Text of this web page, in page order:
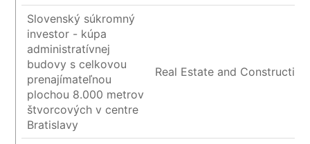
Slovenský súkromný
investor - kúpa
administratívnej
budovy s celkovou
prenajímateľnou
plochou 8.000 metrov
štvorcových v centre
Bratislavy
Real Estate and Construction